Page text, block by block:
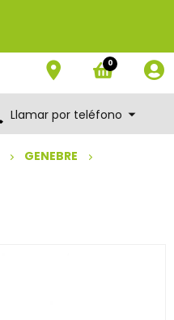
0
Llamar por teléfono
GENEBRE